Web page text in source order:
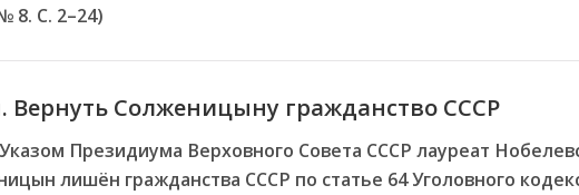
8. С. 2–24)
Вернуть Солженицыну гражданство СССР
Президиума Верховного Совета СССР лауреат
лишён гражданства СССР по статье 64 Уголовного